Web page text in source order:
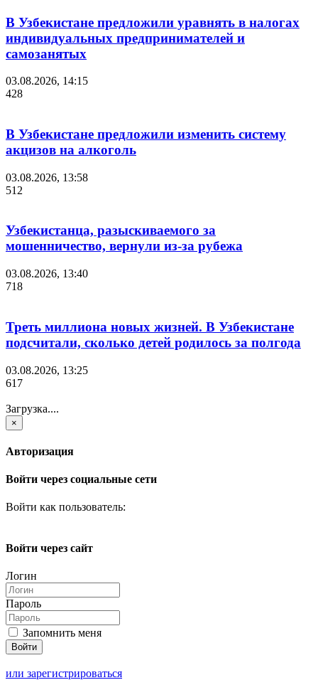
В Узбекистане предложили уравнять в налогах
индивидуальных предпринимателей и
самозанятых
03.08.2026, 14:15
428
В Узбекистане предложили изменить систему
акцизов на алкоголь
03.08.2026, 13:58
512
Узбекистанца, разыскиваемого за
мошенничество, вернули из-за рубежа
03.08.2026, 13:40
718
Треть миллиона новых жизней. В Узбекистане
подсчитали, сколько детей родилось за полгода
03.08.2026, 13:25
617
Загрузка....
×
Авторизация
Войти через социальные сети
Войти как пользователь:
Войти через сайт
Логин
Пароль
Запомнить меня
или зарегистрироваться